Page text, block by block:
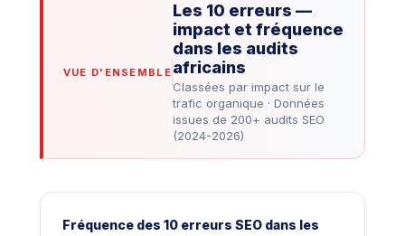
VUE D'ENSEMBLE
Les 10 erreurs —
impact et fréquence
dans les audits
africains
Classées par impact sur le
trafic organique · Données
issues de 200+ audits SEO
(2024-2026)
Fréquence des 10 erreurs SEO dans les